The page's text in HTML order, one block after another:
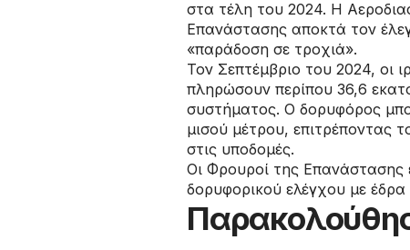
στα τέλη του 2024. Η
Επανάστασης αποκτά τον
«παράδοση σε τροχιά».
Τον Σεπτέμβριο του 2024, οι
πληρώσουν περίπου 36,6
συστήματος. Ο δορυφόρος
μισού μέτρου, επιτρέποντας
στις υποδομές.
Οι Φρουροί της Επανάστασης
δορυφορικού ελέγχου με έδρα